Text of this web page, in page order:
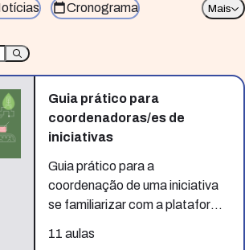
Cronograma Mais
Guia prático para
coordenadoras/es de
iniciativas
Guia prático para a
coordenação de uma iniciativa
se familiarizar com a plataforma
11 aulas